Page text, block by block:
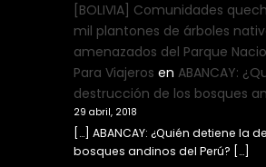
[BOLIVIA] Comunidades
mil plantones de árboles
amenazados del Parque
Para Viajeros en ABANCAY:
destrucción de los bosques
29 abril, 2018
[…] ABANCAY: ¿Quién detiene la
bosques andinos del Perú? […]